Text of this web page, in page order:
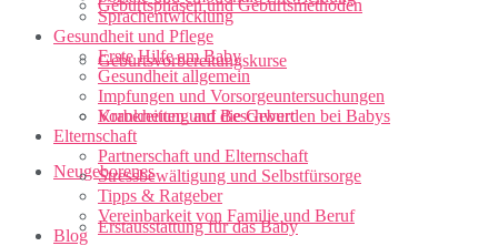
Geburtsphasen und Geburtsmethoden
Geburtsvorbereitungskurse
Vorbereitung auf die Geburt
Neugeborenes
Erstausstattung für das Baby
Sprachentwicklung
Gesundheit und Pflege
Erste Hilfe am Baby
Gesundheit allgemein
Impfungen und Vorsorgeuntersuchungen
Krankheiten und Beschwerden bei Babys
Elternschaft
Partnerschaft und Elternschaft
Stressbewältigung und Selbstfürsorge
Tipps & Ratgeber
Vereinbarkeit von Familie und Beruf
Blog